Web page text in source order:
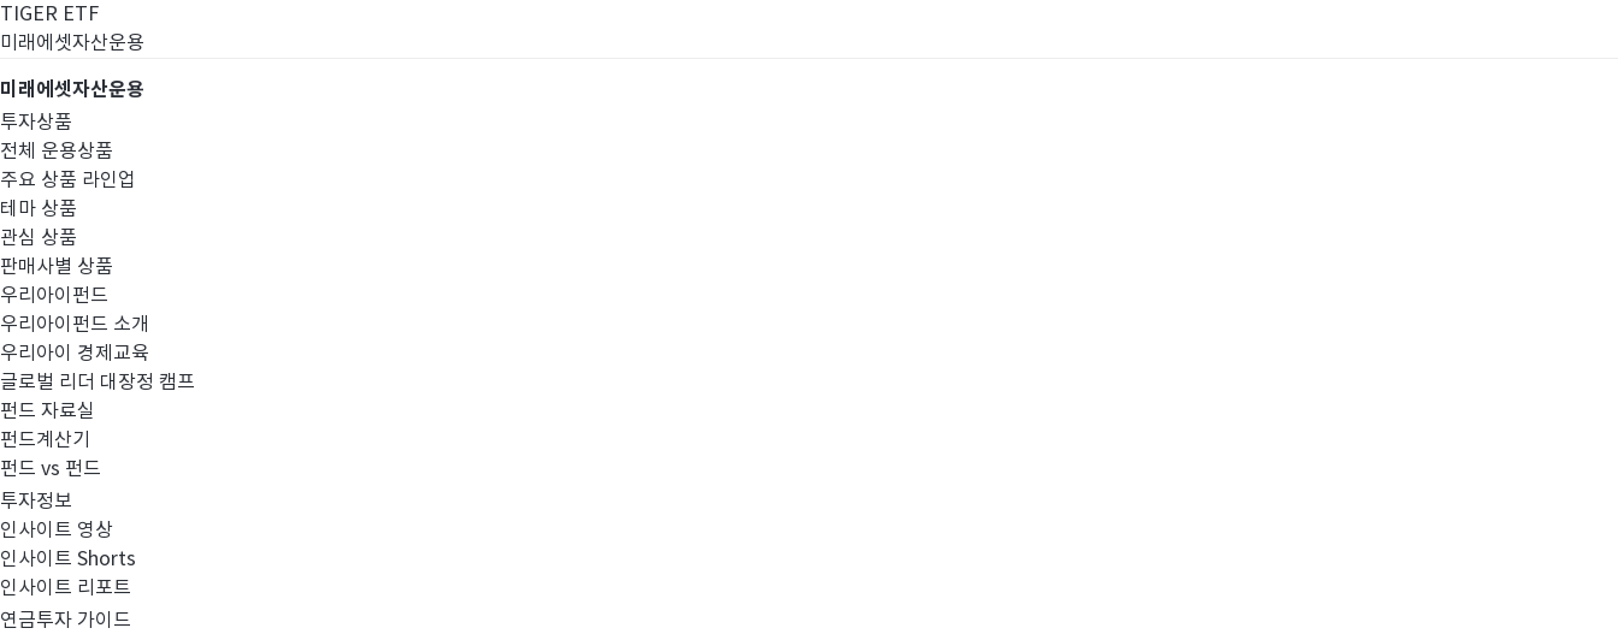
TIGER ETF
미래에셋자산운용
미래에셋자산운용
투자상품
전체 운용상품
주요 상품 라인업
테마 상품
관심 상품
판매사별 상품
우리아이펀드
우리아이펀드 소개
우리아이 경제교육
글로벌 리더 대장정 캠프
펀드 자료실
펀드계산기
펀드 vs 펀드
투자정보
인사이트 영상
인사이트 Shorts
인사이트 리포트
연금투자 가이드
경영공시
영업용순자본비율(NCR)에 대한 검토보고서(FY2012_반기)